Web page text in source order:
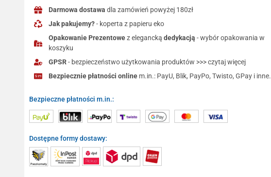
Darmowa dostawa dla zamówień powyżej 180zł
Jak pakujemy?- koperta z papieru eko
Opakowanie Prezentowez eleganckądedykacją - wybór opakowania w
koszyku
GPSR- bezpieczeństwo użytkowania produktów >>> czytaj więcej
Bezpiecznie płatności online m.in.: PayU, Blik, PayPo, Twisto, GPay i inne.
Bezpieczne płatności m.in.:
Dostępne formy dostawy: